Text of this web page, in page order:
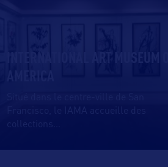
INTERNATIONAL ART MUSEUM OF
AMERICA